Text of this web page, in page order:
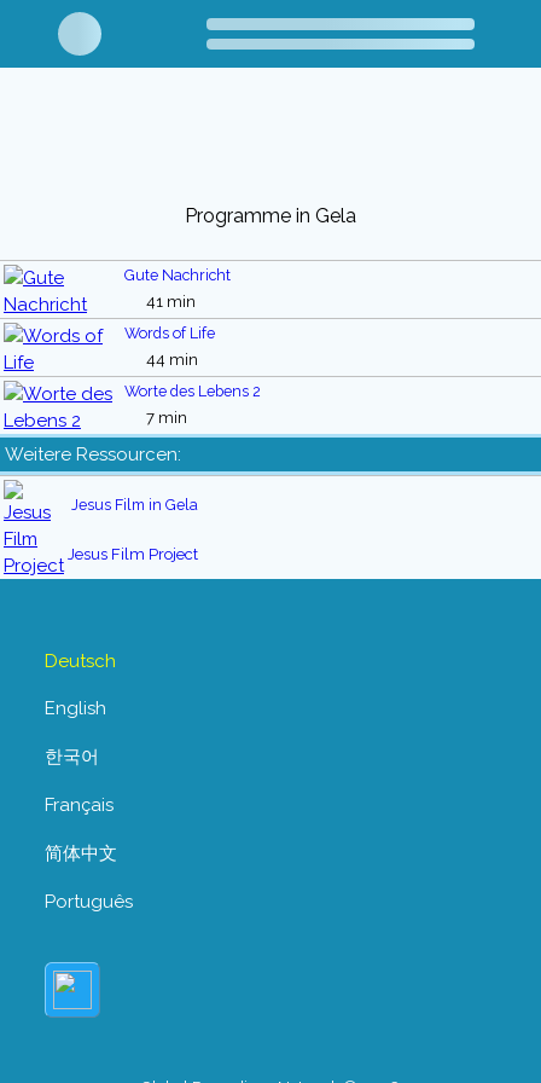
Programme in Gela
Gute Nachricht
41 min
Words of Life
44 min
Worte des Lebens 2
7 min
Weitere Ressourcen:
Jesus Film in Gela
Jesus Film Project
Deutsch
English
한국어
Français
简体中文
Português